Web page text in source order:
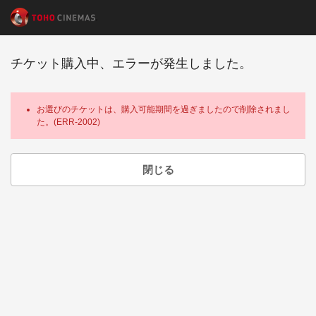
チケット購入中、エラーが発生しました。
お選びのチケットは、購入可能期間を過ぎましたので削除されまし
た。(ERR-2002)
閉じる